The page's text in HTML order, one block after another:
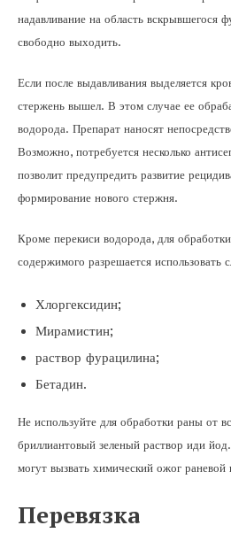
надавливание на область вскрывшегося
свободно выходить.
Если после выдавливания выделяется
стержень вышел. В этом случае ее
водорода. Препарат наносят
Возможно, потребуется несколько
позволит предупредить развитие
формирование нового стержня.
Кроме перекиси водорода, для
содержимого разрешается использовать
Хлоргексидин;
Мирамистин;
раствор фурацилина;
Бетадин.
Не используйте для обработки раны от
бриллиантовый зеленый раствор иди
могут вызвать химический ожог раневой
Перевязка